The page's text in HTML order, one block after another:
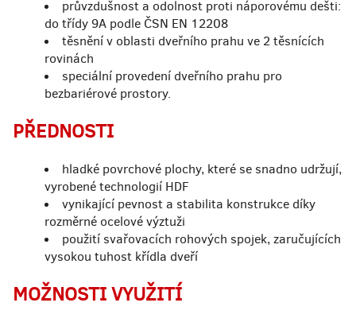
průvzdušnost a odolnost proti náporovému dešti:
do třídy 9A podle ČSN EN 12208
těsnění v oblasti dveřního prahu ve 2 těsnících
rovinách
speciální provedení dveřního prahu pro
bezbariérové prostory.
PŘEDNOSTI
hladké povrchové plochy, které se snadno udržují,
vyrobené technologií HDF
vynikající pevnost a stabilita konstrukce díky
rozměrné ocelové výztuži
použití svařovacích rohových spojek, zaručujících
vysokou tuhost křídla dveří
MOŽNOSTI VYUŽITÍ